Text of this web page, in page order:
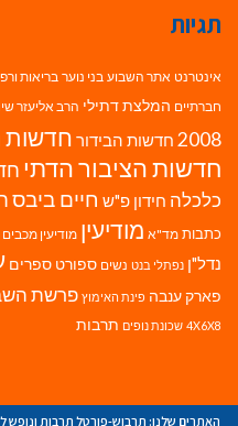
תגיות
אינטרנט אתר השבוע בני נוער בריאות
חברתיים המלצת דתילי הרב אליעזר
2008 חדשות הבידור חדשות
חדשות הציבור הדתי
כלכלה חידון פ"ש חיים ביבס
כתבות מד"א מודיעין מודיעין
נדל"ן נפתלי בנט נשים ספורט ספרים
פארק ענבה פינת האימוץ פרשת
4X6X8 שכונת נופים תרבות
האתרים שלנו: תרבוש-פורטל תרבות ונופש